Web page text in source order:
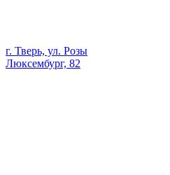
г. Тверь, ул. Розы
Люксембург, 82